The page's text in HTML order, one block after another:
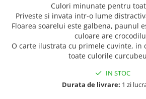
Culori minunate pentru
Priveste si invata intr-o lume
Floarea soarelui este galbena, paunul
culoare are
O carte ilustrata cu primele cuvinte, in
toate culorile
IN STOC
Durata de livrare: 1 zi